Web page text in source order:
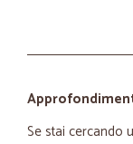
Se stai cercando